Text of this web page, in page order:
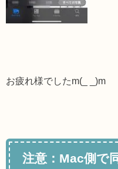
お疲れ様でしたm(_ _)m
注意：Mac側で